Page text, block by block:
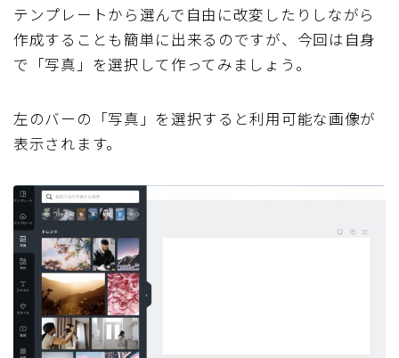
テンプレートから選んで自由に改変したりしながら
作成することも簡単に出来るのですが、今回は自身
で「写真」を選択して作ってみましょう。
左のバーの「写真」を選択すると利用可能な画像が
表示されます。